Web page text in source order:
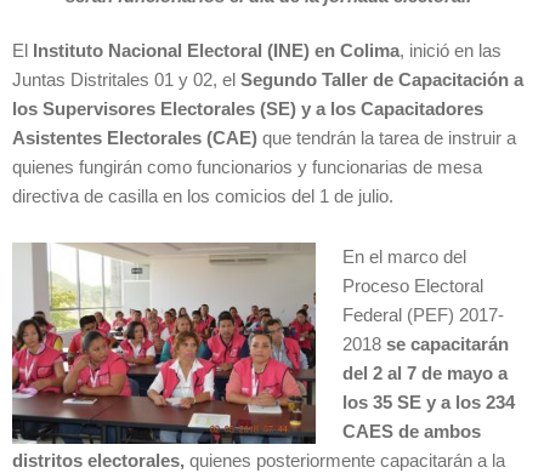
El Instituto Nacional Electoral (INE) en Colima, inició en las
Juntas Distritales 01 y 02, el Segundo Taller de Capacitación a
los Supervisores Electorales (SE) y a los Capacitadores
Asistentes Electorales (CAE) que tendrán la tarea de instruir a
quienes fungirán como funcionarios y funcionarias de mesa
directiva de casilla en los comicios del 1 de julio.
En el marco del
Proceso Electoral
Federal (PEF) 2017-
2018 se capacitarán
del 2 al 7 de mayo a
los 35 SE y a los 234
CAES de ambos
distritos electorales, quienes posteriormente capacitarán a la